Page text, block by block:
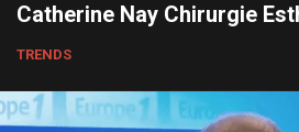
Catherine Nay Chirurgie
TRENDS